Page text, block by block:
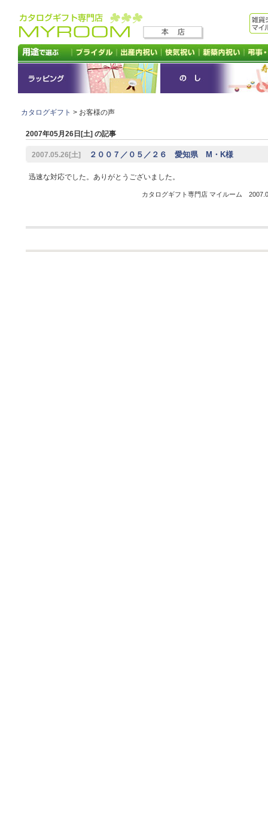
カタログギフト > お客様の声
2007年05月26日[土] の記事
2007.05.26[土] ２００７／０５／２６ 愛知県 M・K様
迅速な対応でした。ありがとうございました。
カタログギフト専門店 マイルーム